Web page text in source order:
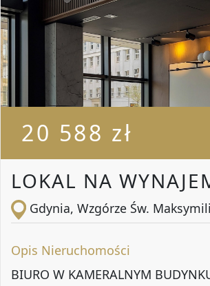
20 588 zł
LOKAL NA
Gdynia, Wzgórze Św.
Opis Nieruchomości
BIURO W KAMERALNYM